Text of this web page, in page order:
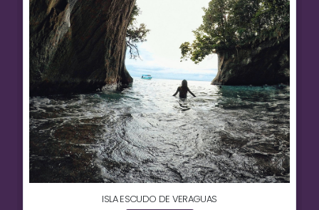
ISLA ESCUDO DE VERAGUAS